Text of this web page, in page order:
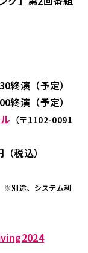
演（予定）
演（予定）
（〒1102-0091
税込）
※別途、システム利